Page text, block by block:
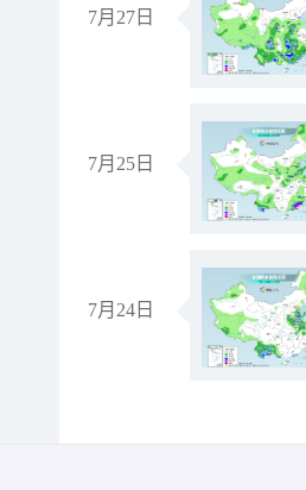
7月27日
7月25日
7月24日